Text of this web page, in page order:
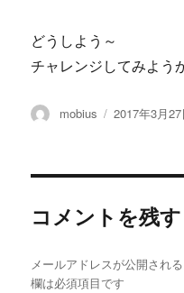
どうしよう～
チャレンジしてみよう
投
mobius
投
2017年3月27
コメントを残す
メールアドレスが公開され
欄は必須項目です